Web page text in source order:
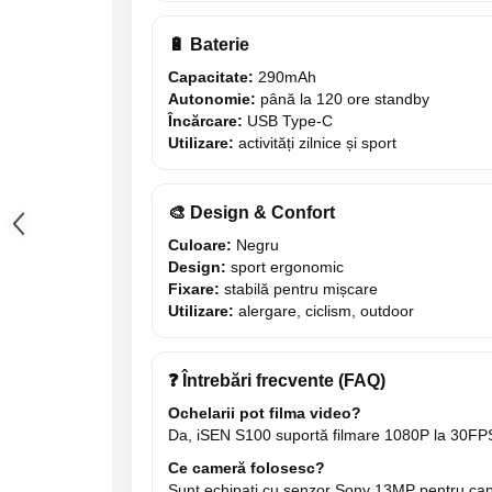
🔋 Baterie
Capacitate: 290mAh
Autonomie: până la 120 ore standby
Încărcare: USB Type-C
Utilizare: activități zilnice și sport
🎨 Design & Confort
Culoare: Negru
Design: sport ergonomic
Fixare: stabilă pentru mișcare
Utilizare: alergare, ciclism, outdoor
❓ Întrebări frecvente (FAQ)
Ochelarii pot filma video?
Da, iSEN S100 suportă filmare 1080P la
Ce cameră folosesc?